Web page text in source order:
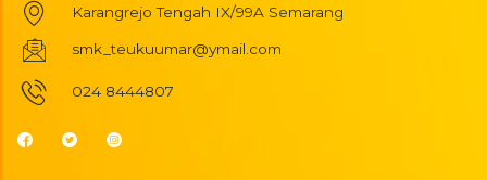
Karangrejo Tengah IX/99A Semarang
smk_teukuumar@ymail.com
024 8444807